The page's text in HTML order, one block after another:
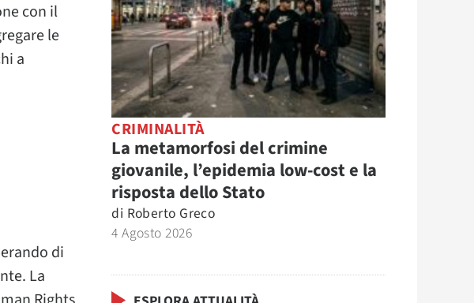
con il
le
a
di
La
CRIMINALITÀ
La metamorfosi del crimine
giovanile, l’epidemia low-cost e la
risposta dello Stato
di Roberto Greco
4 Agosto 2026